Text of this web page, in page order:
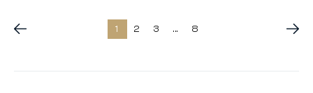
1 2 3 ... 8